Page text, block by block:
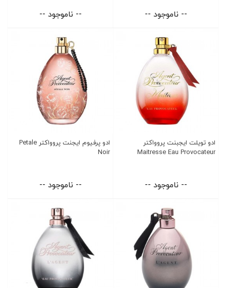
-- ناموجود -- -- ناموجود --
ادو تویلت ایجبنت پروواکتر
Maitresse Eau Provocateur
-- ناموجود --
ادو پرفیوم ایجنت پروواکتر Petale
Noir
-- ناموجود --